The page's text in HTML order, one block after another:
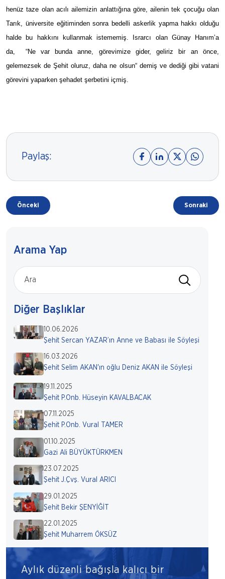
henüz taze olan acılı ailemizin anlattığına göre, ailenin tek çocuğu olan
Tarık, üniversite eğitiminden sonra bedelli askerlik yapma hakkı olduğu
halde bu hakkını kullanmak istememiş. Israrcı olan Günay Hanım’a
da, “Ne var bunda anne, görevimize gider, geliriz bir an önce,
gelemezsek de Şehit oluruz, daha ne olsun“ demiş ve dediği gibi vatani
görevini yaparken şehadet şerbetini içmiş.
Paylaş:
Önceki Sonraki
Arama Yap
Diğer Başlıklar
10.06.2026
Şehit Sercan YAZAR’ın Anne ve Babası ile Söyleşi
16.03.2026
Şehit Selim AKAN'ın oğlu Deniz AKAN ile Söyleşi
19.11.2025
Şehit P.Onb. Hüseyin KAVALBACAK
07.11.2025
Şehit P.Onb. Vural TAMER
01.10.2025
Gazi Ali BÜYÜKTÜRKMEN
23.07.2025
Şehit J.Çvş. Vural ARICI
29.01.2025
Şehit Bekir ŞENYİĞİT
22.01.2025
Şehit Muharrem ÖKSÜZ
Aylık düzenli bağışla kalıcı bir